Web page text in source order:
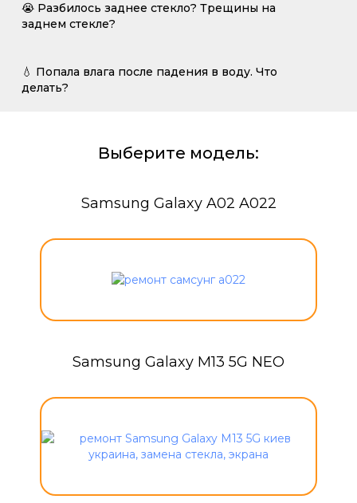
😭 Разбилось заднее стекло? Трещины на
заднем стекле?
💧 Попала влага после падения в воду. Что
делать?
Выберите модель:
Samsung Galaxy A02 A022
Samsung Galaxy M13 5G NEO